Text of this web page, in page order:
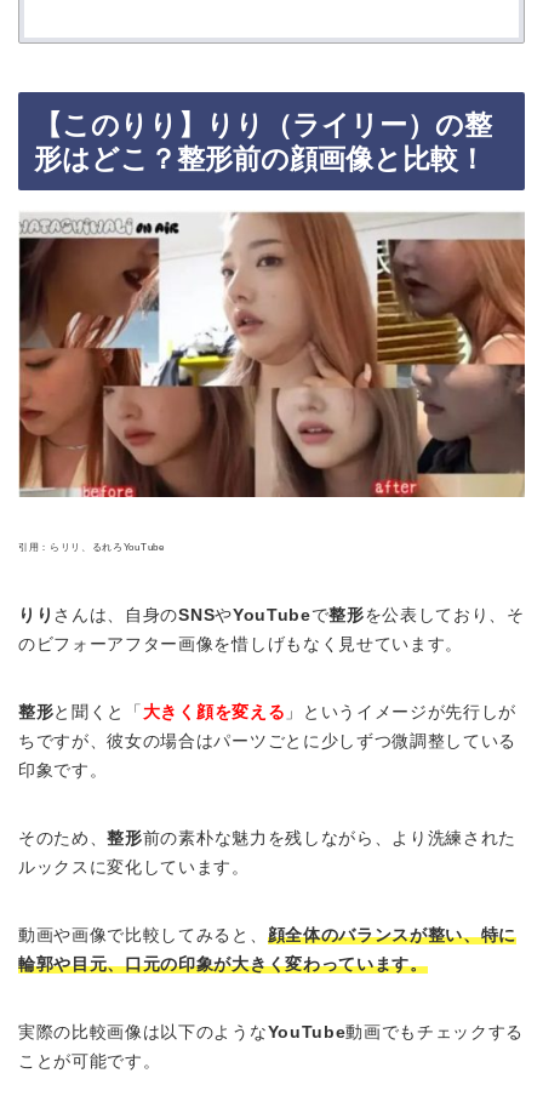
【このりり】りり（ライリー）の整
形はどこ？整形前の顔画像と比較！
引用：らリリ、るれろYouTube
りり さんは、自身のSNSやYouTubeで整形を公表しており、そ
のビフォーアフター画像を惜しげもなく見せています。
整形と聞くと「 大きく顔を変える 」というイメージが先行しが
ちですが、彼女の場合はパーツごとに少しずつ微調整している
印象です。
そのため、整形前の素朴な魅力を残しながら、より洗練された
ルックスに変化しています。
動画や画像で比較してみると、 顔全体のバランスが整い、特に
輪郭や目元、口元の印象が大きく変わっています。
実際の比較画像は以下のようなYouTube動画でもチェックする
ことが可能です。